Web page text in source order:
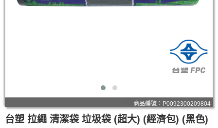
商品編號：P0092300209804
台塑 拉繩 清潔袋 垃圾袋 (超大) (經濟包) (黑色)